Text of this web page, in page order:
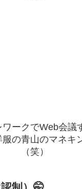
ワークでWeb会議
服の青山のマネキ
（笑）